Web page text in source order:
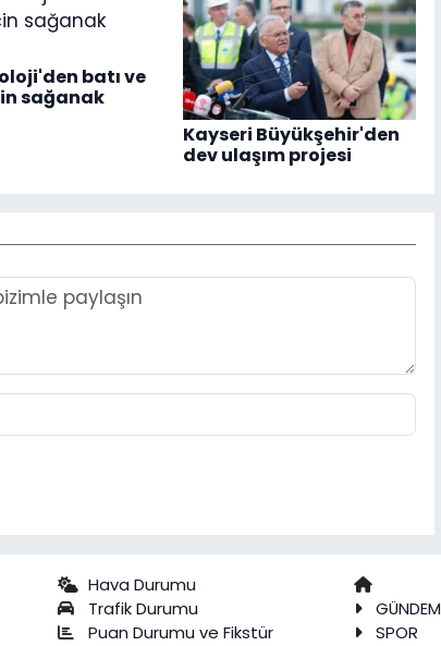
batı ve
sağanak
Kayseri Büyükşehir'den
dev ulaşım projesi
Hava Durumu
Trafik Durumu
Puan Durumu ve Fikstür
GÜNDEM
SPOR